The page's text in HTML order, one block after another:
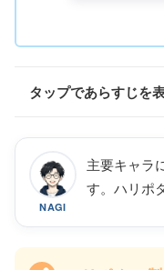
タップであらすじを
魔法の腕は超一流だが
キャマンダーは、トラ
NAGI
主要キャラ
す。ハリポ